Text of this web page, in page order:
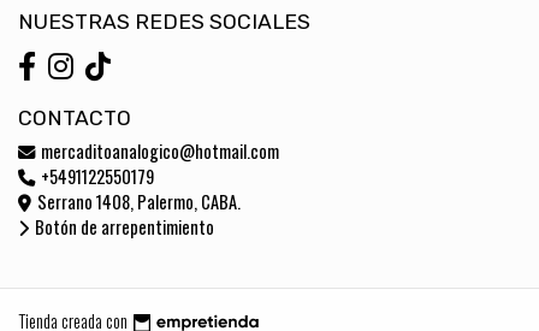
NUESTRAS REDES SOCIALES
CONTACTO
mercaditoanalogico@hotmail.com
+5491122550179
Serrano 1408, Palermo, CABA.
Botón de arrepentimiento
Tienda creada con